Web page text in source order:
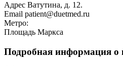
Адрес Ватутина, д. 12.
Email patient@duetmed.ru
Метро:
Площадь Маркса
Подробная информация о